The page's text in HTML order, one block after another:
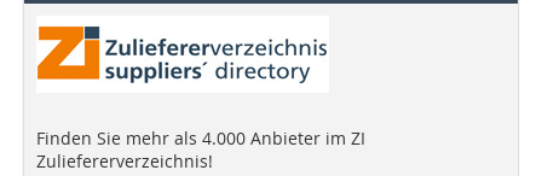
Finden Sie mehr als 4.000 Anbieter im ZI
Zuliefererverzeichnis!